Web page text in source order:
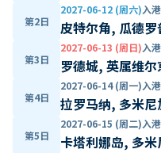
第2日
2027-06-12 (周六)入港
皮特尔角, 瓜德罗
第3日
2027-06-13 (周日)入港
罗德城, 英属维尔
第4日
2027-06-14 (周一)入港
拉罗马纳, 多米尼
第5日
2027-06-15 (周二)入港
卡塔利娜岛, 多米